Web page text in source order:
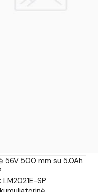
56V 500 mm su 5.0Ah
SP